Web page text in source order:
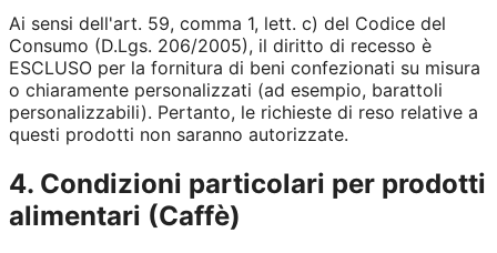
Ai sensi dell'art. 59, comma 1, lett. c) del Codice del
Consumo (D.Lgs. 206/2005), il diritto di recesso è
ESCLUSO per la fornitura di beni confezionati su misura
o chiaramente personalizzati (ad esempio, barattoli
personalizzabili). Pertanto, le richieste di reso relative a
questi prodotti non saranno autorizzate.
4. Condizioni particolari per prodotti
alimentari (Caffè)